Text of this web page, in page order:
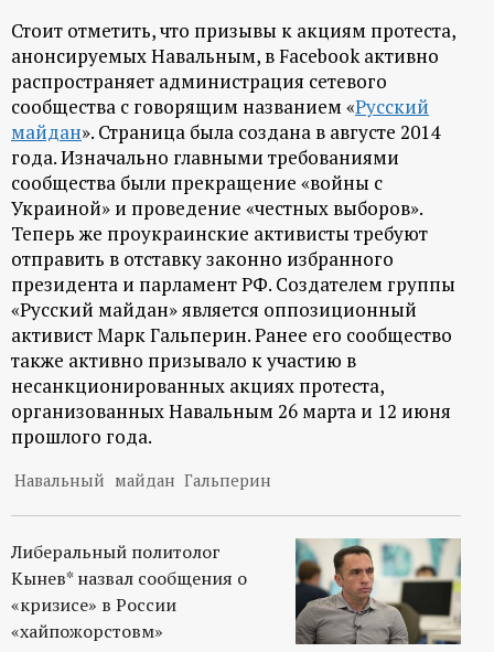
т
а
л
Стоит отметить, что призывы к акциям протеста,
анонсируемых Навальным, в Facebook активно
распространяет администрация сетевого
сообщества с говорящим названием «Русский
майдан». Страница была создана в августе 2014
года. Изначально главными требованиями
сообщества были прекращение «войны с
Украиной» и проведение «честных выборов».
Теперь же проукраинские активисты требуют
отправить в отставку законно избранного
президента и парламент РФ. Создателем группы
«Русский майдан» является оппозиционный
активист Марк Гальперин. Ранее его сообщество
также активно призывало к участию в
несанкционированных акциях протеста,
организованных Навальным 26 марта и 12 июня
прошлого года.
Навальный майдан Гальперин
Либеральный политолог
Кынев* назвал сообщения о
«кризисе» в России
«хайпожорстовм»